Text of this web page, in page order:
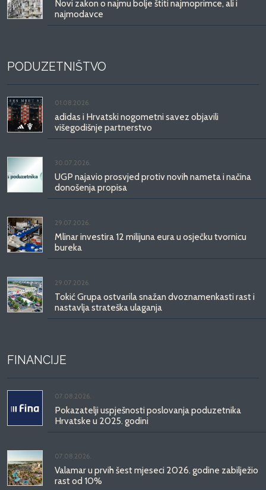
Novi zakon o najmu bolje štiti najmoprimce, ali i
najmodavce
PODUZETNIŠTVO
01.08.2026.
adidas i Hrvatski nogometni savez objavili
višegodišnje partnerstvo
30.07.2026.
UGP najavio prosvjed protiv novih nameta i načina
donošenja propisa
29.07.2026.
Mlinar investira 12 milijuna eura u osječku tvornicu
bureka
29.07.2026.
Tokić Grupa ostvarila snažan dvoznamenkasti rast i
nastavlja strateška ulaganja
FINANCIJE
07.08.2026.
Pokazatelji uspješnosti poslovanja poduzetnika
Hrvatske u 2025. godini
07.08.2026.
Valamar u prvih šest mjeseci 2026. godine zabilježio
rast od 10%